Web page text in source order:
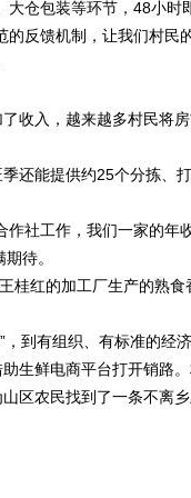
仓包装等环节，48小时
反馈机制，让我们村民
入，越来越多村民将
能提供约25个分拣、
社工作，我们一家的年
待。
红的加工厂生产的熟食
到有组织、有标准的经
生鲜电商平台打开销路
区农民找到了一条不离